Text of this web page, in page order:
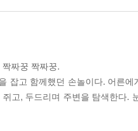
짜꿍 짝짜꿍.
잡고 함께했던 손놀이다. 어른
쥐고, 두드리며 주변을 탐색한다.